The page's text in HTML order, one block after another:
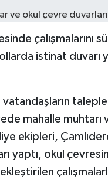
istinat
mahalle
ekipleri,
yaptı, okul